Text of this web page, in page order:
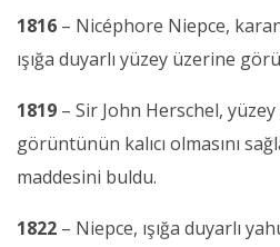
1816 – Nicéphore Niepce,
ışığa duyarlı yüzey üzerine
1819 – Sir John Herschel,
görüntünün kalıcı olmasını
maddesini buldu.
1822 – Niepce, ışığa duyarlı